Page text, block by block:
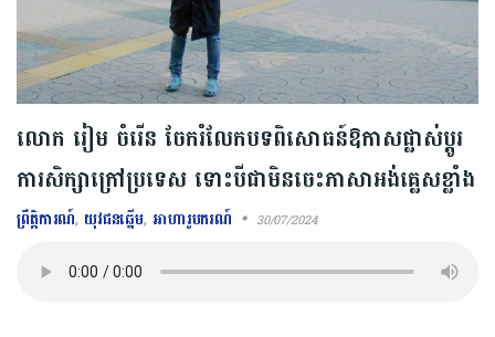
លោក រៀម ចំរើន ចែករំលែកបទពិសោធន៍ឱកាសផ្លាស់ប្ដូរ
ការសិក្សាក្រៅប្រទេស ទោះបីជាមិនចេះភាសាអង់គ្លេសខ្លាំង
ព្រឹត្តិការណ៍, យុវជនឆ្នើម, អាហារូបករណ៍ 30/07/2024